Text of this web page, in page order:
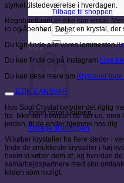
Tilbage til shoppen
Søg
efter:
Kurv
Ingen varer i kurven.
Tilbage til shoppen
styrket tilstedeværelse i hverdagen.
Regnbuefluorit er ikke kun smuk.
ro og åbenhed. Det er en krystal,
Du kan finde alle vores lommesten
Du kan finde os på Instagram Lige
Du kan læse mere om Krystaller
ETIK & ANSVAR
Hos Soul Crystal betyder det rigtig
fra. Ikke kun hvordan de ser ud,
jorden, til de ender hjemme hos dig.
Vi køber krystaller fra flere steder i
finde de smukkeste krystaller i høj
hvem vi køber dem af, og hvordan
samarbejdspartnere med stor
kilden som muligt.